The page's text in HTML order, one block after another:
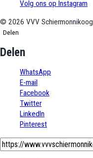
Volg ons op Instagram
© 2026 VVV Schiermonnikoog
Delen
Delen
WhatsApp
E-mail
Facebook
Twitter
LinkedIn
Pinterest